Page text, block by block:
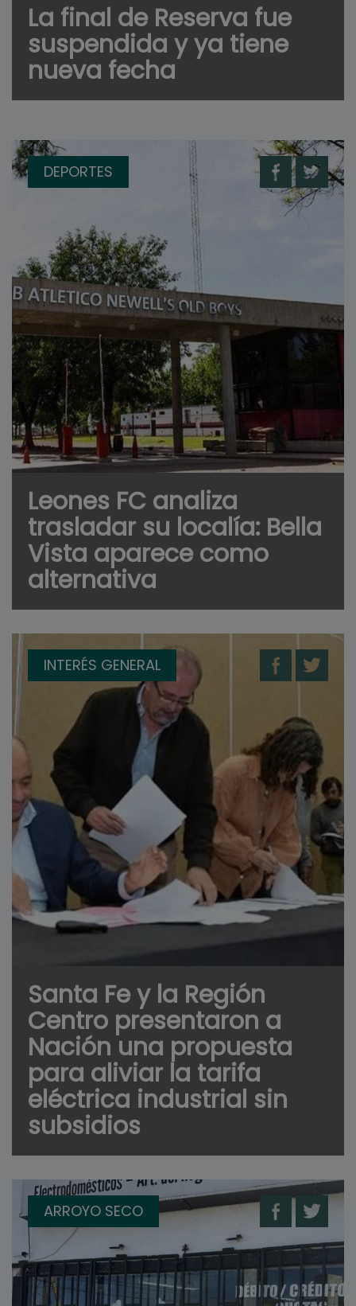
La final de Reserva fue
suspendida y ya tiene
nueva fecha
DEPORTES
Leones FC analiza
trasladar su localía: Bella
Vista aparece como
alternativa
INTERÉS GENERAL
Santa Fe y la Región
Centro presentaron a
Nación una propuesta
para aliviar la tarifa
eléctrica industrial sin
subsidios
ARROYO SECO